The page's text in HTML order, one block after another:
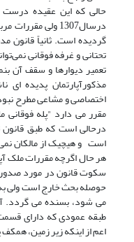
حالی که این عقیده درست
گردیده است. ثانیاً قانون
تحتانی و غرفه‌ فوقانی
تعمیر دیوارها و سقف آن
مذکورآپارتمان پدیده
اختصاصی و مشاعی مطرح
مقرر می دارد "پله
درحالی است که طبق قانون
است و هیچیک از مالکان نمی
هر حال اگرچه مقررات ملک
سکوت قانون در مورد صدور
حوصله بحث خارج است ولی به
می شود، بسنده می گردد.
طبقه عمودی که دارای
اعم از اینکه زیر زمین،